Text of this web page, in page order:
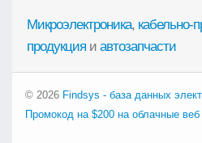
Микроэлектроника, кабельно-
продукция и автозапчасти
© 2026 Findsys - база данных
Промокод на $200 на облачные